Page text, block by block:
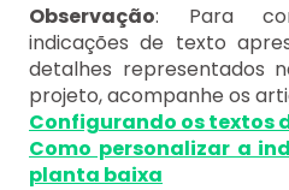
Observação: Para
indicações de texto
detalhes representados
projeto, acompanhe os
Configurando os textos
Como personalizar a
planta baixa